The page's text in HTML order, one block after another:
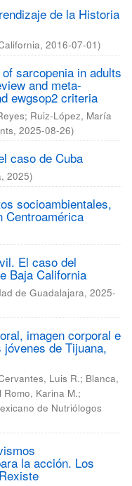
de la Historia
, 2016-07-01)
sarcopenia in adults
and meta-
ewgsop2 criteria
; Ruiz-López, María
, 2025-08-26)
caso de Cuba
, 2025)
socioambientales,
Centroamérica
El caso del
Baja California
de Guadalajara, 2025-
imagen corporal e
de Tijuana,
Luis R.; Blanca,
Romo, Karina M.;
de Nutriólogos
la acción. Los